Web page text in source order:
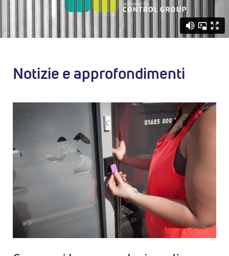
Notizie e approfondimenti